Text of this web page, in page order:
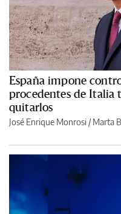
España impone
procedentes de Italia
quitarlos
José Enrique Monrosi / Marta